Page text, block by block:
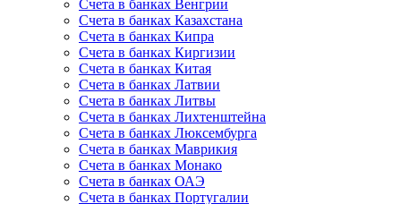
Счета в банках Венгрии
Счета в банках Казахстана
Счета в банках Кипра
Счета в банках Киргизии
Счета в банках Китая
Счета в банках Латвии
Счета в банках Литвы
Счета в банках Лихтенштейна
Счета в банках Люксембурга
Счета в банках Маврикия
Счета в банках Монако
Счета в банках ОАЭ
Счета в банках Португалии